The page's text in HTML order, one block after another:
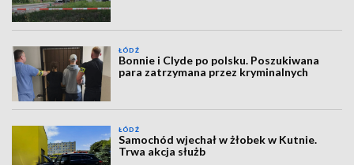
ŁÓDŹ
Bonnie i Clyde po polsku. Poszukiwana
para zatrzymana przez kryminalnych
ŁÓDŹ
Samochód wjechał w żłobek w Kutnie.
Trwa akcja służb